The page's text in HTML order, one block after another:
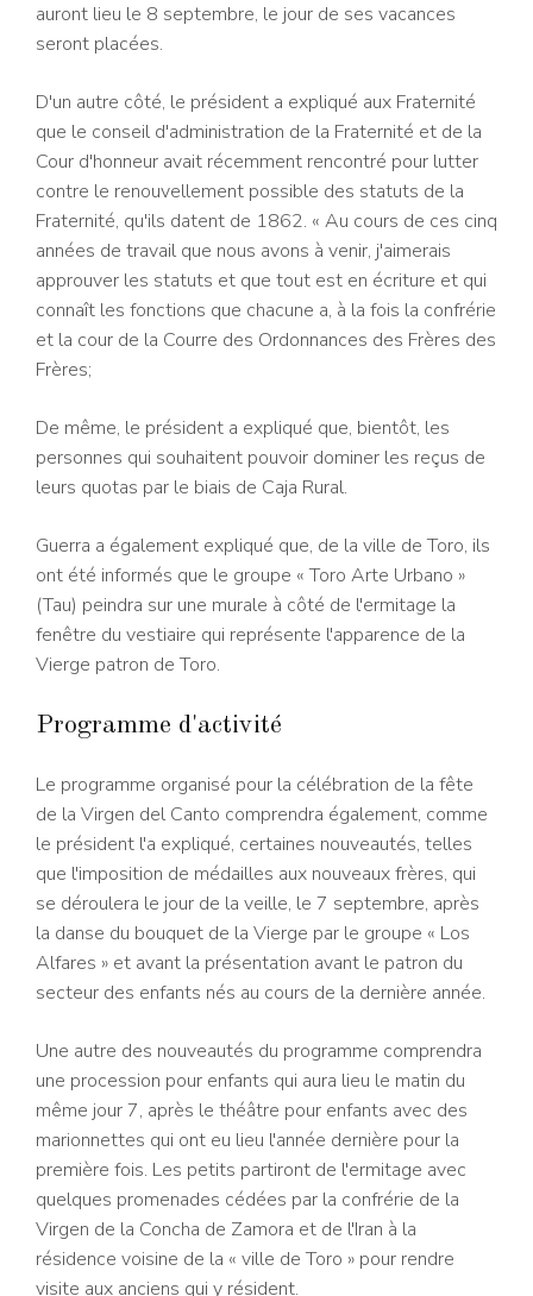
auront lieu le 8 septembre, le jour de ses vacances
seront placées.
D'un autre côté, le président a expliqué aux Fraternité
que le conseil d'administration de la Fraternité et de la
Cour d'honneur avait récemment rencontré pour lutter
contre le renouvellement possible des statuts de la
Fraternité, qu'ils datent de 1862. « Au cours de ces cinq
années de travail que nous avons à venir, j'aimerais
approuver les statuts et que tout est en écriture et qui
connaît les fonctions que chacune a, à la fois la confrérie
et la cour de la Courre des Ordonnances des Frères des
Frères;
De même, le président a expliqué que, bientôt, les
personnes qui souhaitent pouvoir dominer les reçus de
leurs quotas par le biais de Caja Rural.
Guerra a également expliqué que, de la ville de Toro, ils
ont été informés que le groupe « Toro Arte Urbano »
(Tau) peindra sur une murale à côté de l'ermitage la
fenêtre du vestiaire qui représente l'apparence de la
Vierge patron de Toro.
Programme d'activité
Le programme organisé pour la célébration de la fête
de la Virgen del Canto comprendra également, comme
le président l'a expliqué, certaines nouveautés, telles
que l'imposition de médailles aux nouveaux frères, qui
se déroulera le jour de la veille, le 7 septembre, après
la danse du bouquet de la Vierge par le groupe « Los
Alfares » et avant la présentation avant le patron du
secteur des enfants nés au cours de la dernière année.
Une autre des nouveautés du programme comprendra
une procession pour enfants qui aura lieu le matin du
même jour 7, après le théâtre pour enfants avec des
marionnettes qui ont eu lieu l'année dernière pour la
première fois. Les petits partiront de l'ermitage avec
quelques promenades cédées par la confrérie de la
Virgen de la Concha de Zamora et de l'Iran à la
résidence voisine de la « ville de Toro » pour rendre
visite aux anciens qui y résident.